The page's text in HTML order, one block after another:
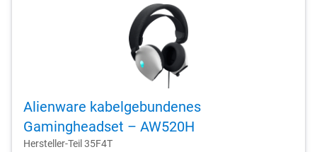
Alienware kabelgebundenes
Gamingheadset – AW520H
Hersteller-Teil 35F4T